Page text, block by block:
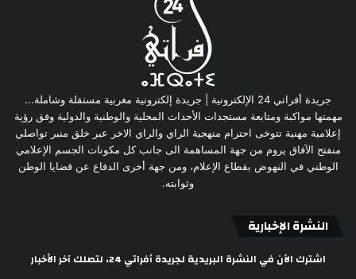
جريدة أفراتي 24 الإلكترونية | جريدة إلكترونية مغربية مستقلة وشاملة...
مهمتها مواكبة ومتابعة مستجدات الأحداث المحلية والوطنية والدولية وفق رؤية
إعلامية مهنية تتوخى احترام منهجية الراي والراي الاخر عبر خلق منبر تواصلي
منفتح الآفاق يروم من جهة المساهمة الى جانب كل مكونات الجسم الإعلامي
الوطني في النهوض بقطاع الإعلام، ومن جهة أخرى الدفاع عن قضايا الوطن
وثوابته.
النشرة الإخبارية
اشترك الآن في النشرة البريدية لجريدة أفراتي 24، لتصلك آخر الأخبار